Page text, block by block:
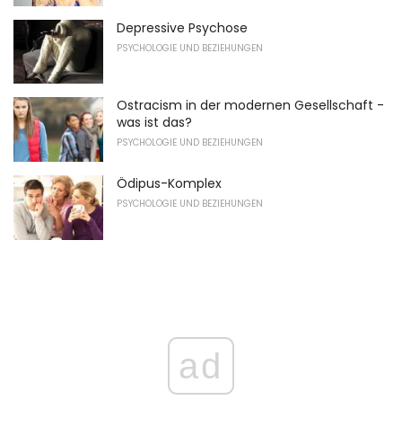
Depressive Psychose
PSYCHOLOGIE UND BEZIEHUNGEN
Ostracism in der modernen Gesellschaft -
was ist das?
PSYCHOLOGIE UND BEZIEHUNGEN
Ödipus-Komplex
PSYCHOLOGIE UND BEZIEHUNGEN
ad